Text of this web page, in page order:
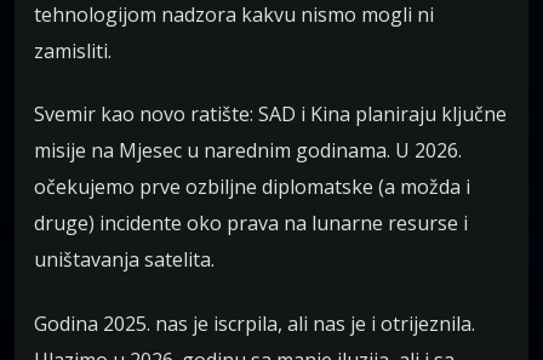
tehnologijom nadzora kakvu nismo mogli ni
zamisliti.
Svemir kao novo ratište: SAD i Kina planiraju ključne
misije na Mjesec u narednim godinama. U 2026.
očekujemo prve ozbiljne diplomatske (a možda i
druge) incidente oko prava na lunarne resurse i
uništavanja satelita.
Godina 2025. nas je iscrpila, ali nas je i otrijeznila.